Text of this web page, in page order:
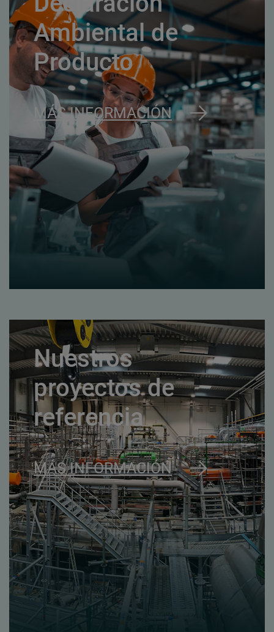
Ambiental de
Producto
MÁS INFORMACIÓN
Nuestros
proyectos de
referencia
MÁS INFORMACIÓN